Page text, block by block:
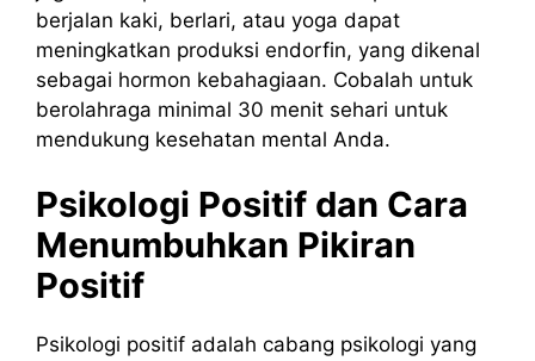
berjalan kaki, berlari, atau yoga dapat
meningkatkan produksi endorfin, yang dikenal
sebagai hormon kebahagiaan. Cobalah untuk
berolahraga minimal 30 menit sehari untuk
mendukung kesehatan mental Anda.
Psikologi Positif dan Cara
Menumbuhkan Pikiran
Positif
Psikologi positif adalah cabang psikologi yang